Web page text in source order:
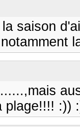
saison
plage!!!! :))